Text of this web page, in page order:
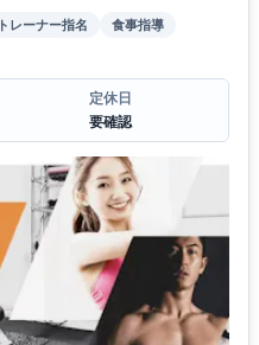
トレーナー指名
食事指導
定休日
要確認